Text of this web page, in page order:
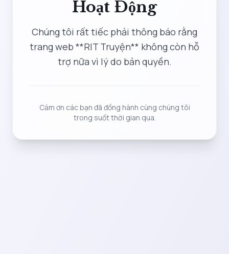
Hoạt Động
Chúng tôi rất tiếc phải thông báo rằng
trang web **RIT Truyện** không còn hỗ
trợ nữa vì lý do bản quyền.
Cảm ơn các bạn đã đồng hành cùng chúng tôi
trong suốt thời gian qua.